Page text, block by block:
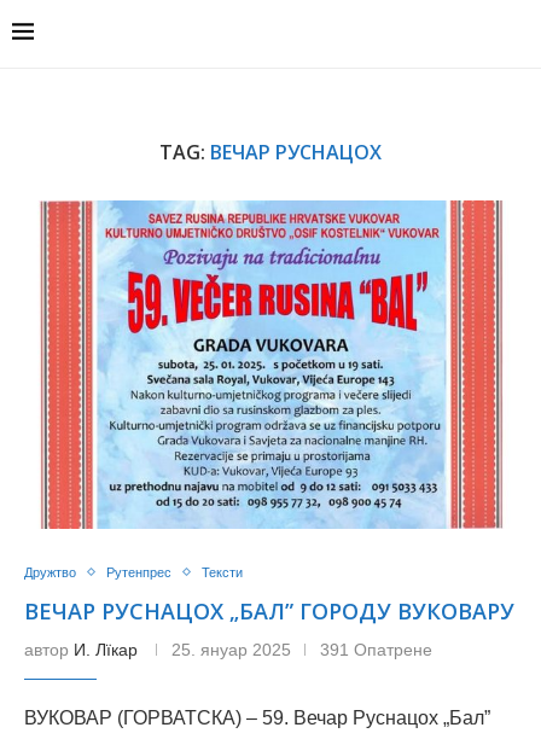
TAG: ВЕЧАР РУСНАЦОХ
Дружтво Рутенпрес Тексти
ВЕЧАР РУСНАЦОХ „БАЛ” ГОРОДУ ВУКОВАРУ
автор И. Лїкар 25. януар 2025 391 Опатрене
ВУКОВАР (ГОРВАТСКА) – 59. Вечар Руснацох „Бал”